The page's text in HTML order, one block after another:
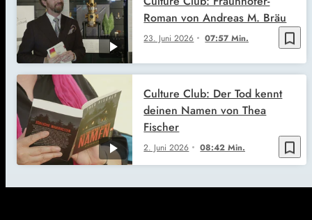
bookmark_border
23. Juni 2026 07:57 Min.
Roman von Andreas M. Bräu
bookmark_border
2. Juni 2026 08:42 Min.
Culture Club: Der Tod kennt
deinen Namen von Thea
Fischer